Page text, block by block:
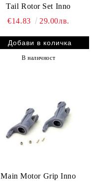
Tail Rotor Set Inno
€14.83
29.00лв.
В наличност
Main Motor Grip Inno